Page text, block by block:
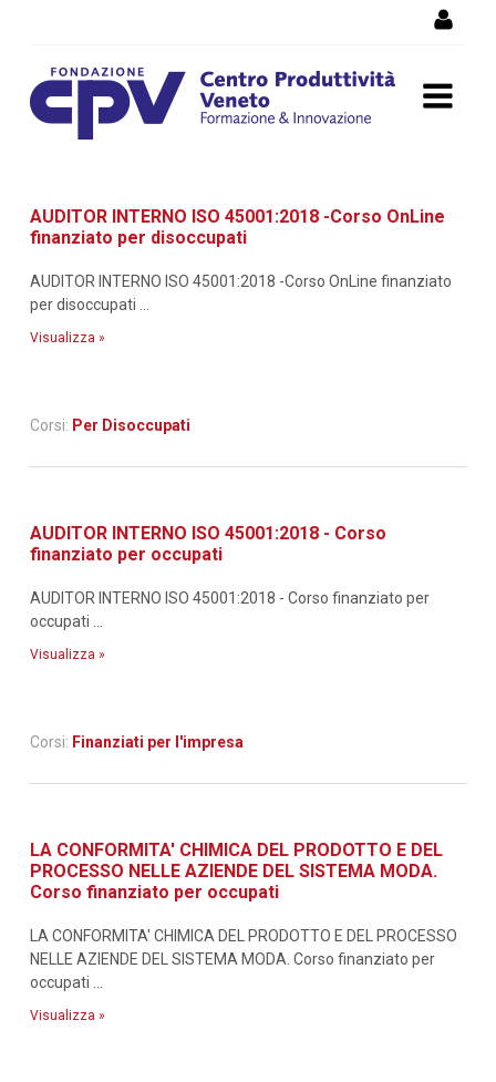
formazione
AUDITOR INTERNO ISO 45001:2018 -Corso OnLine
finanziato per disoccupati
AUDITOR INTERNO ISO 45001:2018 -Corso OnLine finanziato
per disoccupati ...
Visualizza »
Corsi: Per Disoccupati
AUDITOR INTERNO ISO 45001:2018 - Corso
finanziato per occupati
AUDITOR INTERNO ISO 45001:2018 - Corso finanziato per
occupati ...
Visualizza »
Corsi: Finanziati per l'impresa
LA CONFORMITA' CHIMICA DEL PRODOTTO E DEL
PROCESSO NELLE AZIENDE DEL SISTEMA MODA.
Corso finanziato per occupati
LA CONFORMITA' CHIMICA DEL PRODOTTO E DEL PROCESSO
NELLE AZIENDE DEL SISTEMA MODA. Corso finanziato per
occupati ...
Visualizza »